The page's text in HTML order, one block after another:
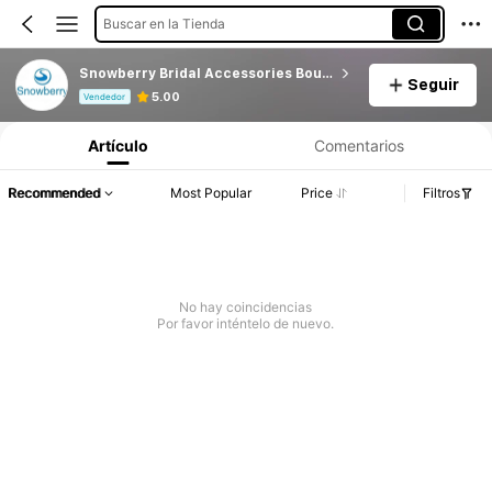
Buscar en la Tienda
Snowberry Bridal Accessories Boutique
Vendedor 5.00
Seguir
Artículo Comentarios
Recommended Most Popular Price Filtros
No hay coincidencias
Por favor inténtelo de nuevo.